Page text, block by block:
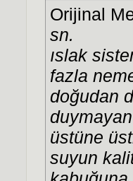
Orijinal
sn.
ıslak
fazla
doğudan
üstüne
suyun